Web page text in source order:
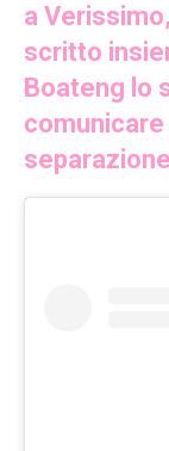
a
scritto
Boateng lo